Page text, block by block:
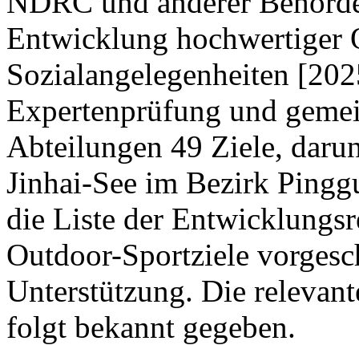
Entwicklung hochwertiger
Sozialangelegenheiten
Expertenprüfung und
Abteilungen 49 Ziele,
Jinhai-See im Bezirk
die Liste der
Outdoor-Sportziele
Unterstützung. Die
folgt bekannt gegeben.